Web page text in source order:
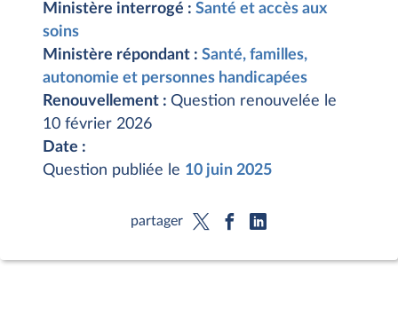
Ministère interrogé : Santé et accès aux
soins
Ministère répondant : Santé, familles,
autonomie et personnes handicapées
Renouvellement : Question renouvelée le
10 février 2026
Date :
Question publiée le 10 juin 2025
partager